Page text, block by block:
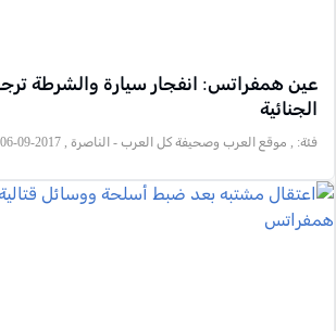
عين همفراتس: انفجار سيارة والشرطة
الجنائية
فئة: , موقع العرب وصحيفة كل العرب - الناصرة , 2017-09-06 15:00:08